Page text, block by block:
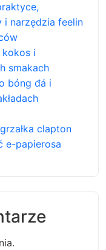
i narzędzia feelin
i
smakach
bóng đá i
clapton
e-papierosa